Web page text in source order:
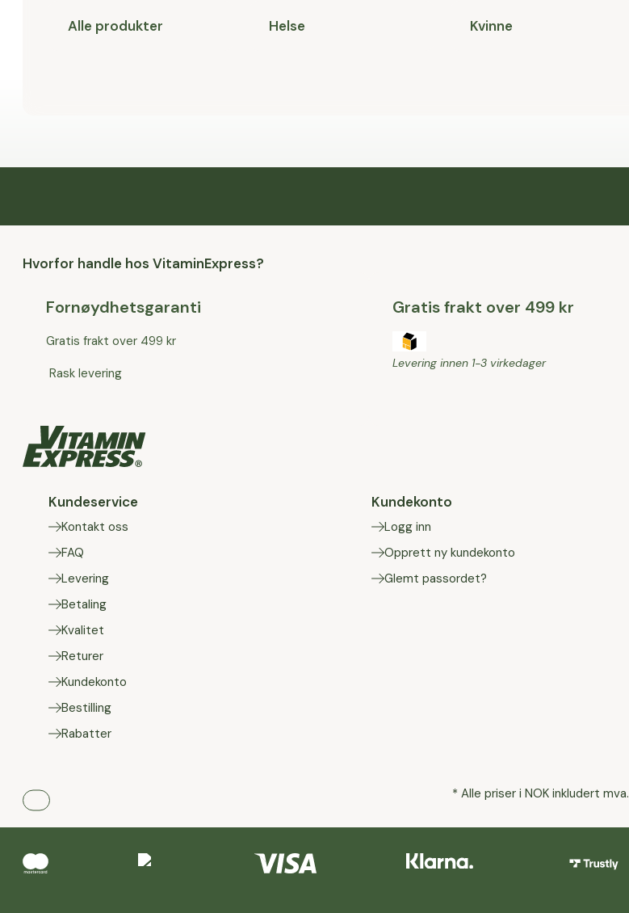
Alle produkter Helse Kvinne
Hvorfor handle hos VitaminExpress?
Fornøydhetsgaranti
Gratis frakt over 499 kr
Rask levering
Gratis frakt over 499 kr
Levering innen 1-3 virkedager
Kundeservice
Kontakt oss
FAQ
Levering
Betaling
Kvalitet
Returer
Kundekonto
Bestilling
Rabatter
Kundekonto
Logg inn
Opprett ny kundekonto
Glemt passordet?
* Alle priser i NOK inkludert mva.